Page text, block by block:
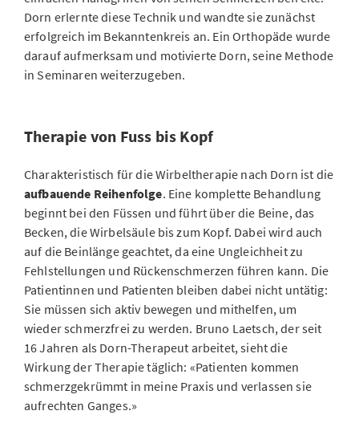
Dorn erlernte diese Technik und wandte sie zunächst
erfolgreich im Bekanntenkreis an. Ein Orthopäde wurde
darauf aufmerksam und motivierte Dorn, seine Methode
in Seminaren weiterzugeben.
Therapie von Fuss bis Kopf
Charakteristisch für die Wirbeltherapie nach Dorn ist die
aufbauende Reihenfolge. Eine komplette Behandlung
beginnt bei den Füssen und führt über die Beine, das
Becken, die Wirbelsäule bis zum Kopf. Dabei wird auch
auf die Beinlänge geachtet, da eine Ungleichheit zu
Fehlstellungen und Rückenschmerzen führen kann. Die
Patientinnen und Patienten bleiben dabei nicht untätig:
Sie müssen sich aktiv bewegen und mithelfen, um
wieder schmerzfrei zu werden. Bruno Laetsch, der seit
16 Jahren als Dorn-Therapeut arbeitet, sieht die
Wirkung der Therapie täglich: «Patienten kommen
schmerzgekrümmt in meine Praxis und verlassen sie
aufrechten Ganges.»